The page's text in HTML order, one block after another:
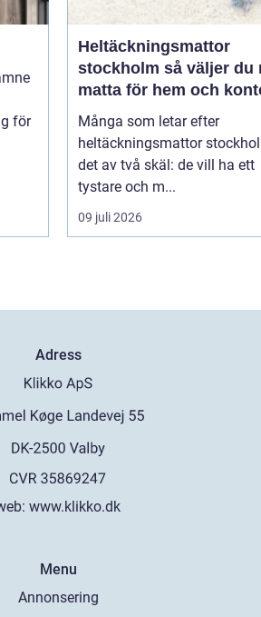
för
Heltäckningsmattor
stockholm så väljer du rätt
matta för hem och
Många som letar efter
heltäckningsmattor
det av två skäl: de vill ha ett
tystare och m...
09 juli 2026
Adress
www.klikko.dk
Menu
Annonsering